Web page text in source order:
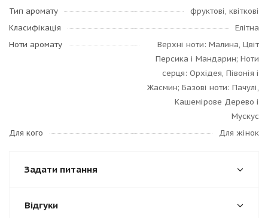
Тип аромату
фруктові, квіткові
Класифікація
Елітна
Ноти аромату
Верхні ноти: Малина, Цвіт
Персика і Мандарин; Ноти
серця: Орхідея, Півонія і
Жасмин; Базові ноти: Пачулі,
Кашемірове Дерево і
Мускус
Для кого
Для жінок
Задати питання
Відгуки